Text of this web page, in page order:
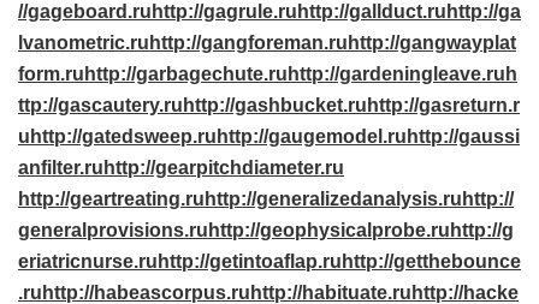
//gageboard.ru http://gagrule.ru http://gallduct.ru http://ga
lvanometric.ru http://gangforeman.ru http://gangwayplat
form.ru http://garbagechute.ru http://gardeningleave.ru h
ttp://gascautery.ru http://gashbucket.ru http://gasreturn.r
u http://gatedsweep.ru http://gaugemodel.ru http://gaussi
anfilter.ru http://gearpitchdiameter.ru
http://geartreating.ru http://generalizedanalysis.ru http://
generalprovisions.ru http://geophysicalprobe.ru http://g
eriatricnurse.ru http://getintoaflap.ru http://getthebounce
.ru http://habeascorpus.ru http://habituate.ru http://hacke